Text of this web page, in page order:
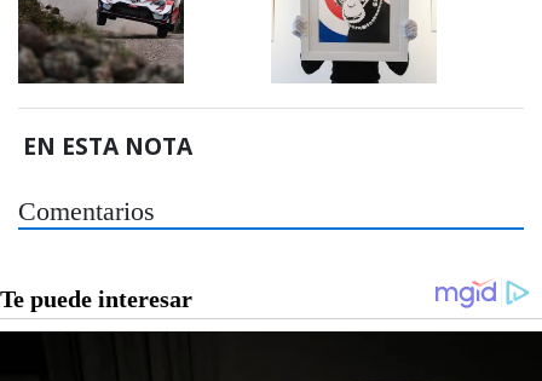
EN ESTA NOTA
Comentarios